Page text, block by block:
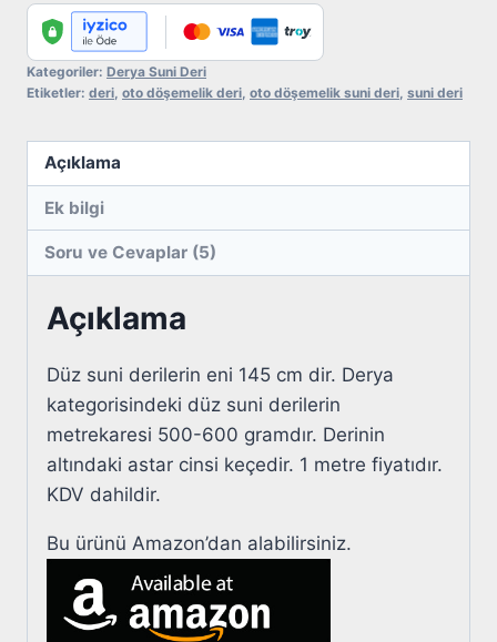
201
Siyah
adet
Kategoriler: Derya Suni Deri
Etiketler: deri oto döşemelik deri oto döşemelik suni deri suni deri
Açıklama
Ek bilgi
Soru ve Cevaplar (5)
Açıklama
Düz suni derilerin eni 145 cm dir. Derya
kategorisindeki düz suni derilerin
metrekaresi 500-600 gramdır. Derinin
altındaki astar cinsi keçedir. 1 metre fiyatıdır.
KDV dahildir.
Bu ürünü Amazon’dan alabilirsiniz.